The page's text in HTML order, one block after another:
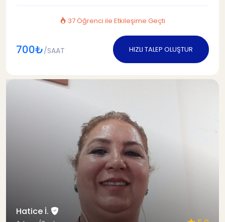
37 Öğrenci ile Etkileşime Geçti
700₺/SAAT HIZLI TALEP OLUŞTUR
Hatice İ.